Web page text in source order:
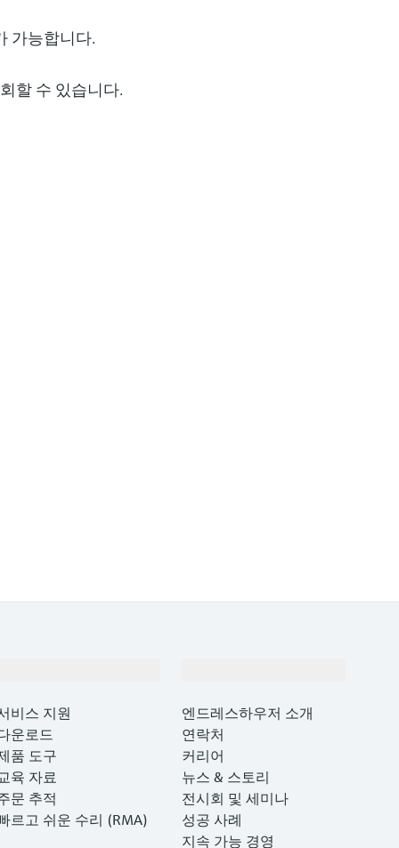
가능합니다.
할 수 있습니다.
비스 지원
운로드
품 도구
육 자료
문 추적
르고 쉬운 수리 (RMA)
엔드레스하우저 소개
연락처
커리어
뉴스 & 스토리
전시회 및 세미나
성공 사례
지속 가능 경영